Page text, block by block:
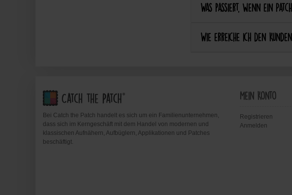
Was passiert, wenn ein
Wie erreiche ich den
Bei Catch the Patch handelt es sich um ein Familienunternehmen,
dass sich im Kerngeschäft mit dem Handel von modernen und
klassischen Aufnähern, Aufbüglern, Applikationen und Patches
beschäftigt.
Mein Konto
Registrieren
Anmelden